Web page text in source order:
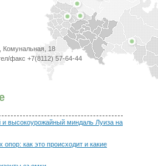
Комунальная, 18
факс +7(8112) 57-64-44
и высокоурожайный миндаль Луиза на
как это происходит и какие